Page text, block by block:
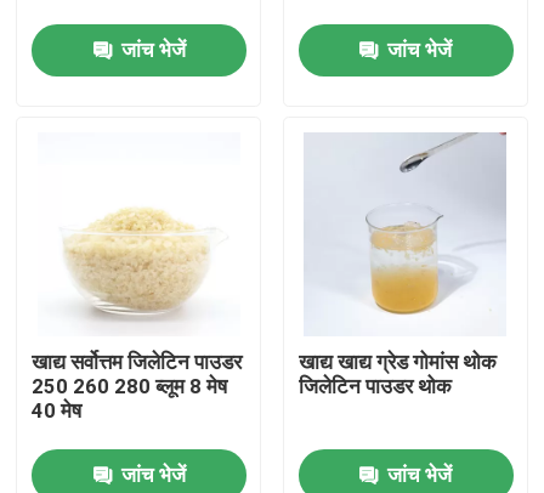
हमारे बारे में
कारखाने का दौरा
जांच भेजें जांच भेजें
खाद्य सर्वोत्तम जिलेटिन पाउडर
250 260 280 ब्लूम 8 मेष
40 मेष
जांच भेजें
खाद्य खाद्य ग्रेड गोमांस थोक
जिलेटिन पाउडर थोक
जांच भेजें